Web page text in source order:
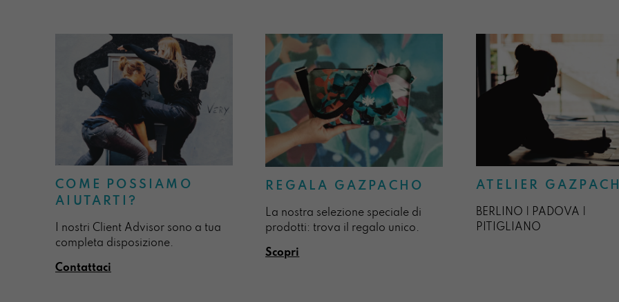
COME POSSIAMO
AIUTARTI?
I nostri Client Advisor sono a tua
completa disposizione.
Contattaci
REGALA GAZPACHO
La nostra selezione speciale di
prodotti: trova il regalo unico.
Scopri
ATELIER
BERLINO | PADOVA |
PITIGLIANO